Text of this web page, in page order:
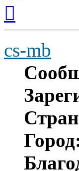
началу
cs-mb